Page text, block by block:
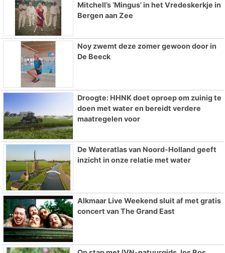
Mitchell’s ‘Mingus’ in het Vredeskerkje in
Bergen aan Zee
Noy zwemt deze zomer gewoon door in
De Beeck
Droogte: HHNK doet oproep om zuinig te
doen met water en bereidt verdere
maatregelen voor
De Wateratlas van Noord-Holland geeft
inzicht in onze relatie met water
Alkmaar Live Weekend sluit af met gratis
concert van The Grand East